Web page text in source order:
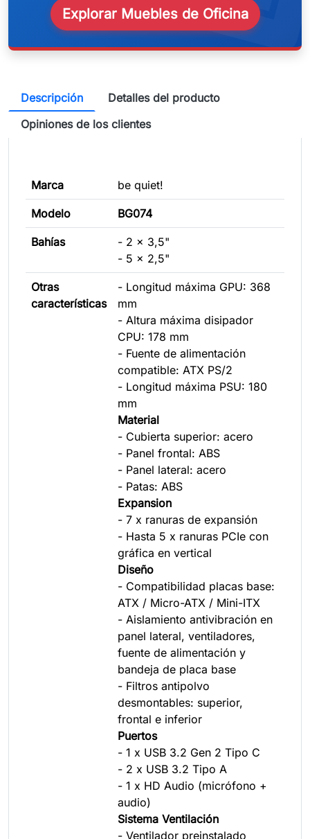
Explorar Muebles de Oficina
Descripción
Detalles del producto
Opiniones de los clientes
Marca be quiet!
Modelo BG074
Bahías
- 2 x 3,5"
- 5 x 2,5"
Otras
características
- Longitud máxima GPU: 368
mm
- Altura máxima disipador
CPU: 178 mm
- Fuente de alimentación
compatible: ATX PS/2
- Longitud máxima PSU: 180
mm
Material
- Cubierta superior: acero
- Panel frontal: ABS
- Panel lateral: acero
- Patas: ABS
Expansion
- 7 x ranuras de expansión
- Hasta 5 x ranuras PCIe con
gráfica en vertical
Diseño
- Compatibilidad placas base:
ATX / Micro-ATX / Mini-ITX
- Aislamiento antivibración en
panel lateral, ventiladores,
fuente de alimentación y
bandeja de placa base
- Filtros antipolvo
desmontables: superior,
frontal e inferior
Puertos
- 1 x USB 3.2 Gen 2 Tipo C
- 2 x USB 3.2 Tipo A
- 1 x HD Audio (micrófono +
audio)
Sistema Ventilación
- Ventilador preinstalado